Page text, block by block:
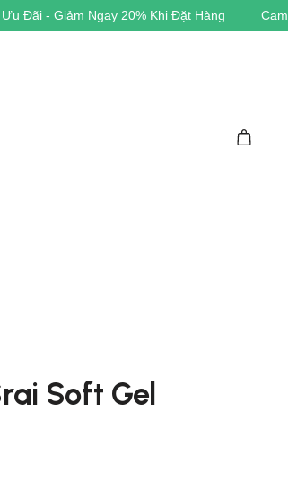
Kết Hàng Chính Hãng
Soft Gel